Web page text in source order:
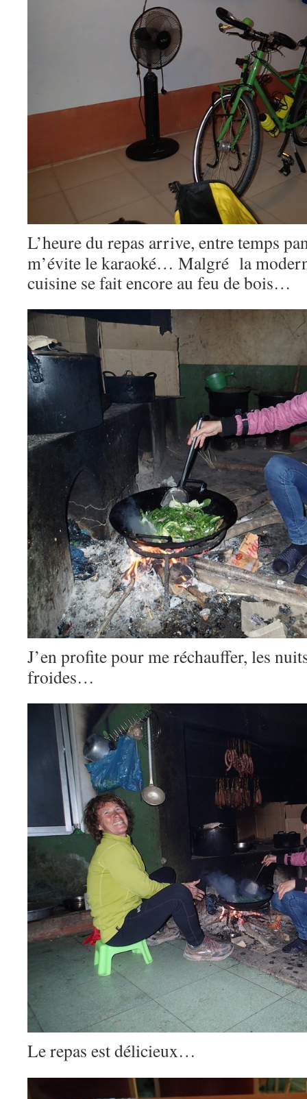
L’heure du repas arrive, entre temps
m’évite le karaoké… Malgré la
cuisine se fait encore au feu de bois…
J’en profite pour me réchauffer, les
froides…
Le repas est délicieux…